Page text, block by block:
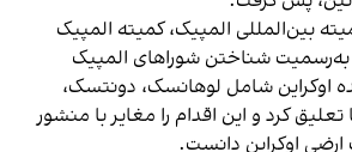
بین‌المللی المپیک، کمیته المپیک
به‌رسمیت شناختن شوراهای المپیک
اوکراین شامل لوهانسک، دونتسک،
تعلیق کرد و این اقدام را مغایر با منشور
اوکراین دانست.